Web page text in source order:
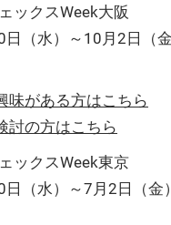
ックスWeek大阪
日（水）～10月2日（
味がある方はこちら
討の方はこちら
ックスWeek東京
日（水）～7月2日（